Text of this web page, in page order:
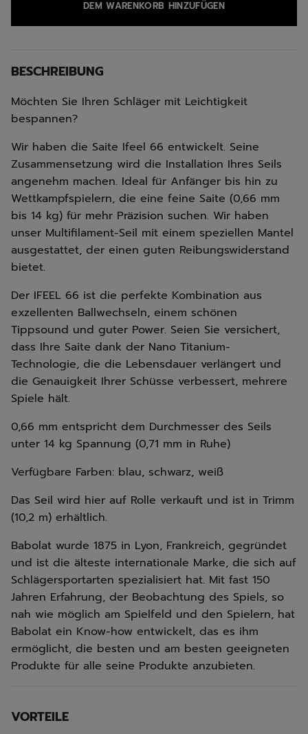
DEM WARENKORB HINZUFÜGEN
BESCHREIBUNG
Möchten Sie Ihren Schläger mit Leichtigkeit
bespannen?
Wir haben die Saite Ifeel 66 entwickelt. Seine
Zusammensetzung wird die Installation Ihres Seils
angenehm machen. Ideal für Anfänger bis hin zu
Wettkampfspielern, die eine feine Saite (0,66 mm
bis 14 kg) für mehr Präzision suchen. Wir haben
unser Multifilament-Seil mit einem speziellen Mantel
ausgestattet, der einen guten Reibungswiderstand
bietet.
Der IFEEL 66 ist die perfekte Kombination aus
exzellenten Ballwechseln, einem schönen
Tippsound und guter Power. Seien Sie versichert,
dass Ihre Saite dank der Nano Titanium-
Technologie, die die Lebensdauer verlängert und
die Genauigkeit Ihrer Schüsse verbessert, mehrere
Spiele hält.
0,66 mm entspricht dem Durchmesser des Seils
unter 14 kg Spannung (0,71 mm in Ruhe)
Verfügbare Farben: blau, schwarz, weiß
Das Seil wird hier auf Rolle verkauft und ist in Trimm
(10,2 m) erhältlich.
Babolat wurde 1875 in Lyon, Frankreich, gegründet
und ist die älteste internationale Marke, die sich auf
Schlägersportarten spezialisiert hat. Mit fast 150
Jahren Erfahrung, der Beobachtung des Spiels, so
nah wie möglich am Spielfeld und den Spielern, hat
Babolat ein Know-how entwickelt, das es ihm
ermöglicht, die besten und am besten geeigneten
Produkte für alle seine Produkte anzubieten.
VORTEILE